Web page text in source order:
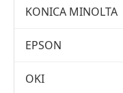
KONICA MINOLTA
EPSON
OKI